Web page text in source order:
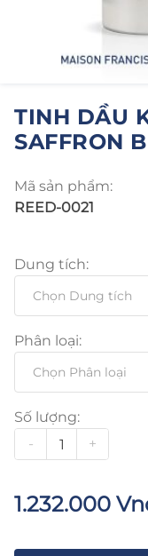
TINH DẦU
SAFFRON
Mã sản phẩm:
REED-0021
Dung tích:
Phân loại:
Số lượng:
-
+
1.232.000